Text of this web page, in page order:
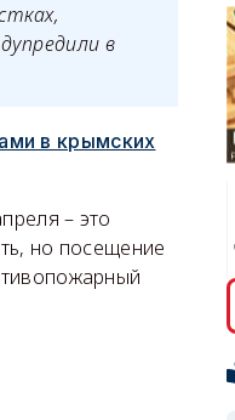
в
в крымских
– это
но посещение